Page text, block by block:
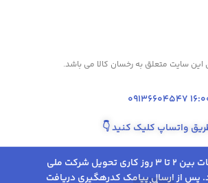
ارسال سفارشات بین 2 تا 3 روز کاری تحویل شرکت ملی
از ارسال پیامک کدرهگیری دریافت
سایت متعلق به رخسان کالا می باشد.
واتساپ کلیک کنید👇